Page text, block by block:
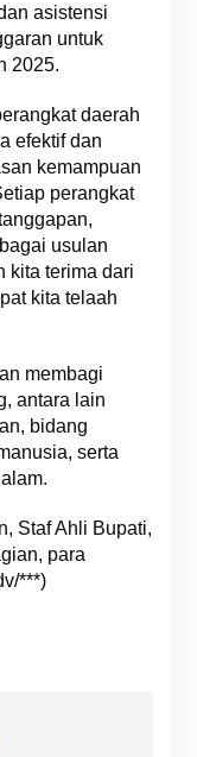
asistensi
untuk
2025.
daerah
efektif dan
kemampuan
perangkat
usulan
kita terima dari
kita telaah
membagi
antara lain
bidang
serta
Staf Ahli Bupati,
para
***)